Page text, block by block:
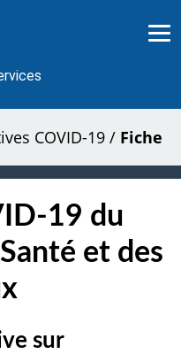
COVID-19 / Fiche
19 du
et des
sur